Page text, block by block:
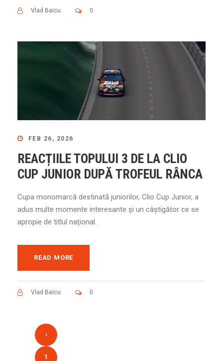
Vlad Baicu 0
FEB 26, 2026
REACȚIILE TOPULUI 3 DE LA CLIO
CUP JUNIOR DUPĂ TROFEUL RÂNCA
Cupa monomarcă destinată juniorilor, Clio Cup Junior, a
adus multe momente interesante și un câștigător ce se
apropie de titlul național.
READ MORE
Vlad Baicu 0
‹
1